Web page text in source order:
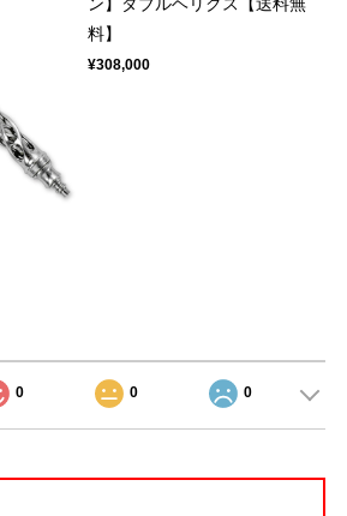
料】
¥308,000
0 0 0